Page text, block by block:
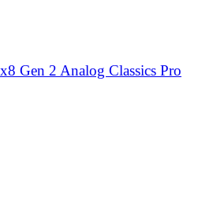
Gen 2 Analog Classics Pro